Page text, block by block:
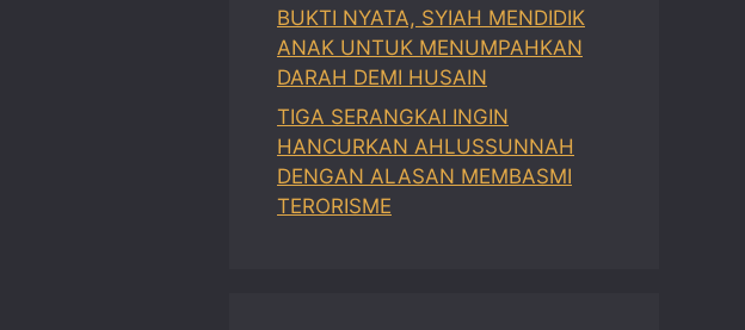
BUKTI NYATA, SYIAH MENDIDIK
ANAK UNTUK MENUMPAHKAN
DARAH DEMI HUSAIN
TIGA SERANGKAI INGIN
HANCURKAN AHLUSSUNNAH
DENGAN ALASAN MEMBASMI
TERORISME